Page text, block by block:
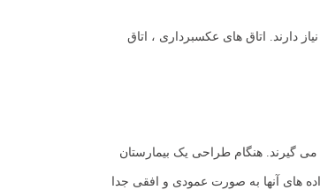
دارند. اتاق های عکسبرداری ، اتاق
گیرند. هنگام طراحی یک بیمارستان
های آنها به صورت عمودی و افقی جدا